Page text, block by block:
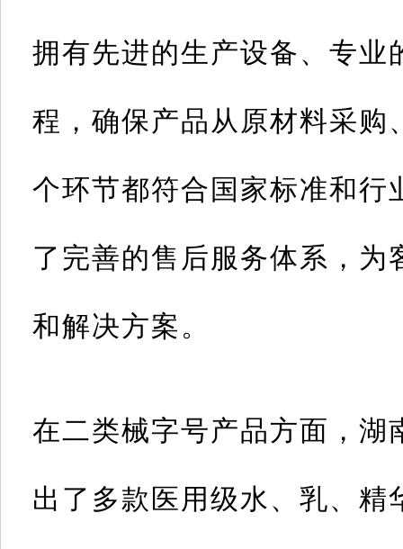
拥有先进的生产设备、专业
程，确保产品从原材料采购
个环节都符合国家标准和行
了完善的售后服务体系，
和解决方案。
在二类械字号产品方面，湖
出了多款医用级水、乳、